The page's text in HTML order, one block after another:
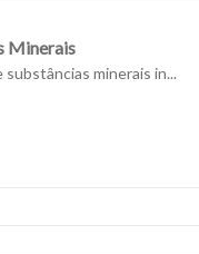
Minerais
minerais in...